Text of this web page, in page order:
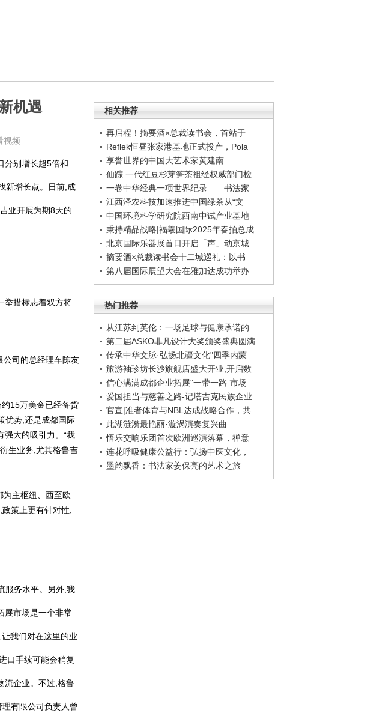
机遇
视频
相关推荐
再启程！摘要酒×总裁读书会，首站于
Reflek恒昼张家港基地正式投产，Pola
享誉世界的中国大艺术家黄建南
仙踪.一代红豆杉芽笋茶祖经权威部门检
一卷中华经典一项世界纪录——书法家
江西泽农科技加速推进中国绿茶从“文
中国环境科学研究院西南中试产业基地
秉持精品战略|福羲国际2025年春拍总成
北京国际乐器展首日开启「声」动京城
摘要酒×总裁读书会十二城巡礼：以书
第八届国际展望大会在雅加达成功举办
热门推荐
从江苏到英伦：一场足球与健康承诺的
第二届ASKO非凡设计大奖颁奖盛典圆满
传承中华文脉·弘扬北疆文化"四季内蒙
旅游袖珍坊长沙旗舰店盛大开业,开启数
信心满满成都企业拓展"一带一路”市场
爱国担当与慈善之路-记塔吉克民族企业
官宣|准者体育与NBL达成战略合作，共
此湖涟漪最艳丽·漩涡演奏复兴曲
悟乐交响乐团首次欧洲巡演落幕，禅意
连花呼吸健康公益行：弘扬中医文化，
墨韵飘香：书法家姜保亮的艺术之旅
分别增长超5倍和
新增长点。日前,成
亚开展为期8天的
举措标志着双方将
司的总经理车陈友
15万美金已经备货
优势,还是成都国际
强大的吸引力。“我
生业务,尤其格鲁吉
主枢纽、西至欧
策上更有针对性,
服务水平。另外,我
展市场是一个非常
我们对在这里的业
口手续可能会稍复
流企业。不过,格鲁
有限公司负责人曾